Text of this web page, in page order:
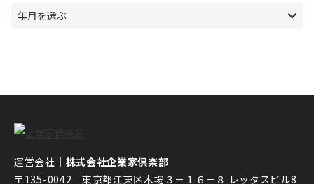
年月を選ぶ
運営会社｜ 株式会社企業家倶楽部
〒135-0042 東京都江東区木場３－１６－８ レッタスビル8